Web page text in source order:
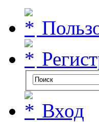
Вход